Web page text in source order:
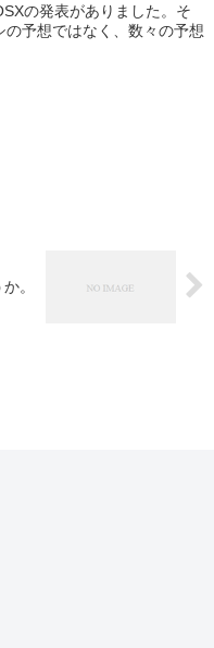
の発表がありました。そ
予想ではなく、数々の予想
。